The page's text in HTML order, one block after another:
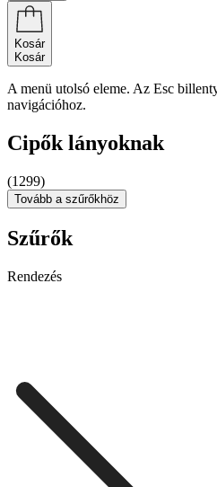
Kosár
Kosár
A menü utolsó eleme. Az Esc
navigációhoz.
Cipők lányoknak
(1299)
Tovább a szűrőkhöz
Szűrők
Rendezés